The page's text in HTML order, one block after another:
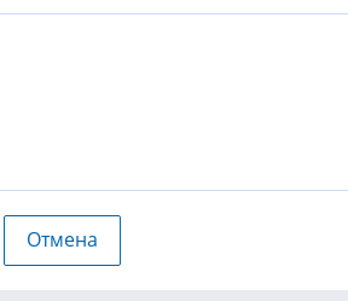
Отмена